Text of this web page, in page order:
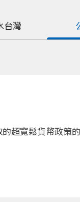
台灣
超寬鬆貨幣政策